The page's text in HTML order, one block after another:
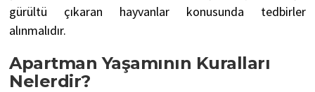
gürültü çıkaran hayvanlar konusunda tedbirler
alınmalıdır.
Apartman Yaşamının Kuralları
Nelerdir?